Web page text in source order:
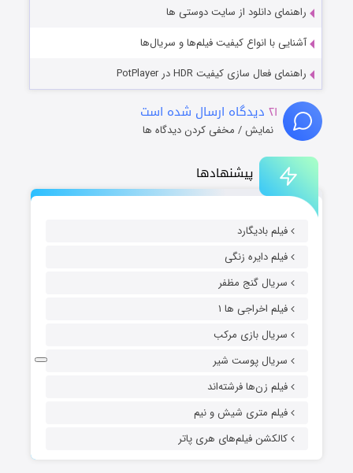
پیشنهادها
فیلم بادیگارد
فیلم دایره زنگی
سریال گنج مظفر
فیلم اخراجی ها ۱
سریال بازی مرکب
سریال پوست شیر
فیلم زن‌ها فرشته‌اند
فیلم متری شیش و نیم
کالکشن فیلم‌های هری پاتر
راهنمای دانلود از سایت دوستی ها
آشنایی با انواع کیفیت فیلم‌ها و سریال‌ها
راهنمای فعال سازی کیفیت HDR در PotPlayer
۲۱ دیدگاه ارسال شده است
نمایش / مخفی کردن دیدگاه ها